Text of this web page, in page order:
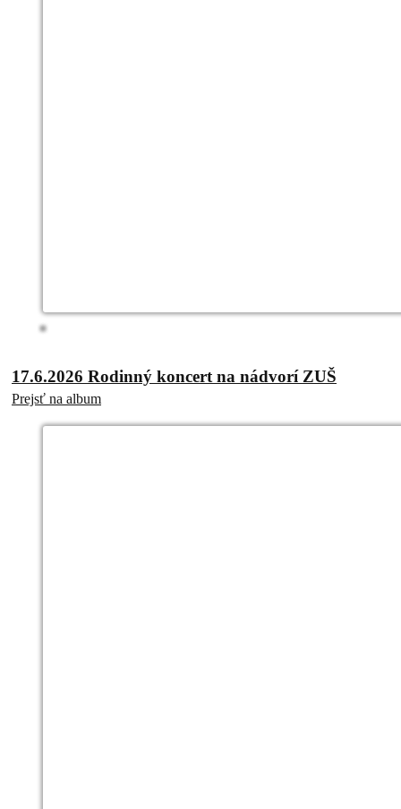
17.6.2026 Rodinný koncert na nádvorí ZUŠ
Prejsť na album